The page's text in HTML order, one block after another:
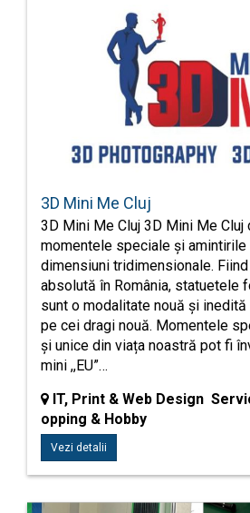
3D Mini Me Cluj
3D Mini Me Cluj 3D Mini Me Cluj
momentele speciale și
dimensiuni tridimensionale.
absolută în România, statuetele
sunt o modalitate nouă și
pe cei dragi nouă. Momentele
și unice din viața noastră pot fi
mini ,,EU”…
IT, Print & Web Design
opping & Hobby
Vezi detalii